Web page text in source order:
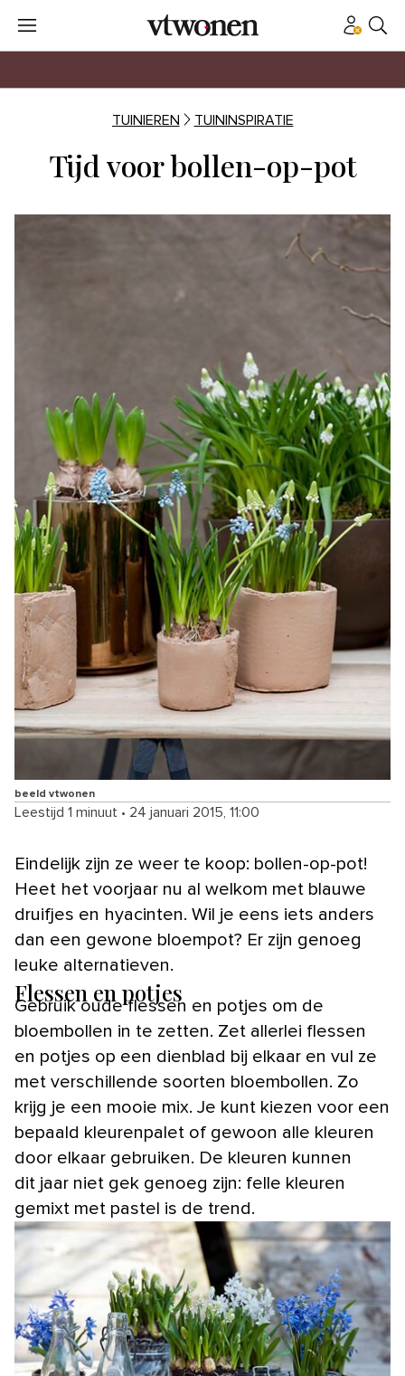
TUINIEREN TUININSPIRATIE
Tijd voor bollen-op-pot
beeld vtwonen
Leestijd 1 minuut • 24 januari 2015, 11:00
Eindelijk zijn ze weer te koop: bollen-op-pot!
Heet het voorjaar nu al welkom met blauwe
druifjes en hyacinten. Wil je eens iets anders
dan een gewone bloempot? Er zijn genoeg
leuke alternatieven.
Flessen en potjes
Gebruik oude flessen en potjes om de
bloembollen in te zetten. Zet allerlei flessen
en potjes op een dienblad bij elkaar en vul ze
met verschillende soorten bloembollen. Zo
krijg je een mooie mix. Je kunt kiezen voor een
bepaald kleurenpalet of gewoon alle kleuren
door elkaar gebruiken. De kleuren kunnen
dit jaar niet gek genoeg zijn: felle kleuren
gemixt met pastel is de trend.